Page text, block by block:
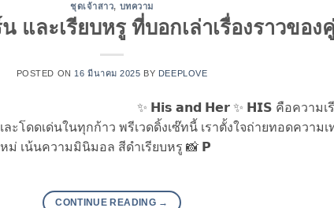
ชุดเจ้าสาว, บทความ
และเรียบหรู ที่บอกเล่าเรื่องราวขอ
POSTED ON 16 มีนาคม 2025 BY DEEPLOVE
✨ 𝗛𝗶𝘀 𝗮𝗻𝗱 𝗛𝗲𝗿 ✨ 𝗛𝗜𝗦 คือความเ
โดดเด่นในทุกก้าว พรีเวดดิ้งเซ๊ทนี้ เราตั้งใจถ่ายทอดความเ
ม่ เน้นความมินิมอล สีดำเรียบหรู 📸 𝗣
CONTINUE READING →